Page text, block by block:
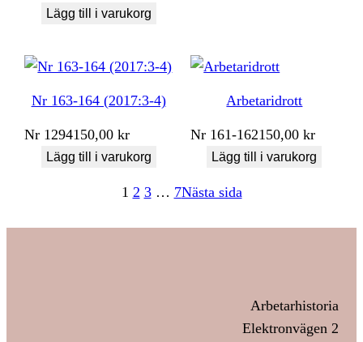
Lägg till i varukorg
Nr 163-164 (2017:3-4)
Nr 1294150,00kr
Lägg till i varukorg
Arbetaridrott
Nr 161-162150,00kr
Lägg till i varukorg
1 2 3 … 7Nästa sida
Arbetarhistoria
Elektronvägen 2